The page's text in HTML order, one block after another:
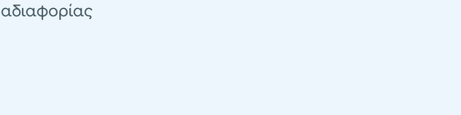
αδιαφορίας